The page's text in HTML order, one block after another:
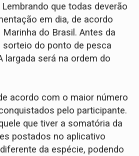
que todas deverão
em dia, de acordo
do Brasil. Antes da
sorteio do ponto de pesca
largada será na ordem do
acordo com o maior número
pelo participante.
que tiver a somatória da
postados no aplicativo
da espécie, podendo